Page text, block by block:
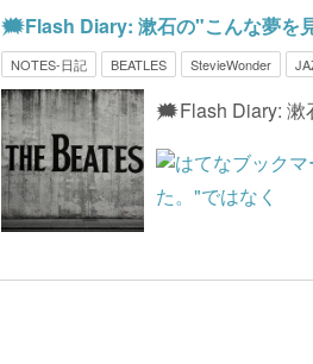
🗯️Flash Diary: 漱石の"こんな夢を
NOTES-日記 BEATLES StevieWonder
🗯️Flash Diary: 漱